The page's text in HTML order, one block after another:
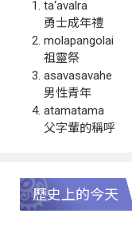
ta‘avalra
勇士成年禮
molapangolai
祖靈祭
asavasavahe
男性青年
atamatama
父字輩的稱呼
歷史上的今天